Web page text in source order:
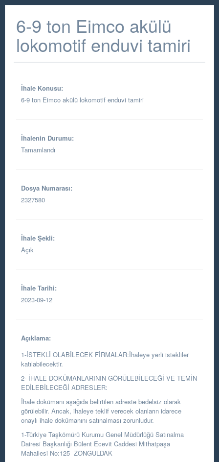
6-9 ton Eimco akülü
lokomotif enduvi tamiri
İhale Konusu:
6-9 ton Eimco akülü lokomotif enduvi tamiri
İhalenin Durumu:
Tamamlandı
Dosya Numarası:
2327580
İhale Şekli:
Açık
İhale Tarihi:
2023-09-12
Açıklama:
1-İSTEKLİ OLABİLECEK FİRMALAR:İhaleye yerli istekliler
katılabilecektir.
2- İHALE DOKÜMANLARININ GÖRÜLEBİLECEĞİ VE TEMİN
EDİLEBİLECEĞİ ADRESLER:
İhale dokümanı aşağıda belirtilen adreste bedelsiz olarak
görülebilir. Ancak, ihaleye teklif verecek olanların idarece
onaylı ihale dokümanını satınalması zorunludur.
1-Türkiye Taşkömürü Kurumu Genel Müdürlüğü Satınalma
Dairesi Başkanlığı Bülent Ecevit Caddesi Mithatpaşa
Mahallesi No:125 ZONGULDAK